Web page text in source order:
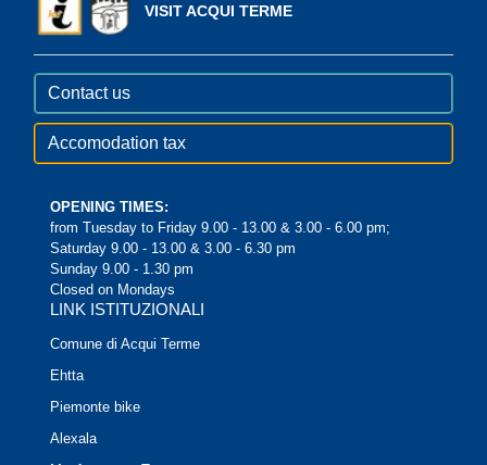
VISIT ACQUI TERME
Contact us
Accomodation tax
OPENING TIMES:
from Tuesday to Friday 9.00 - 13.00 & 3.00 - 6.00 pm;
Saturday 9.00 - 13.00 & 3.00 - 6.30 pm
Sunday 9.00 - 1.30 pm
Closed on Mondays
LINK ISTITUZIONALI
Comune di Acqui Terme
Ehtta
Piemonte bike
Alexala